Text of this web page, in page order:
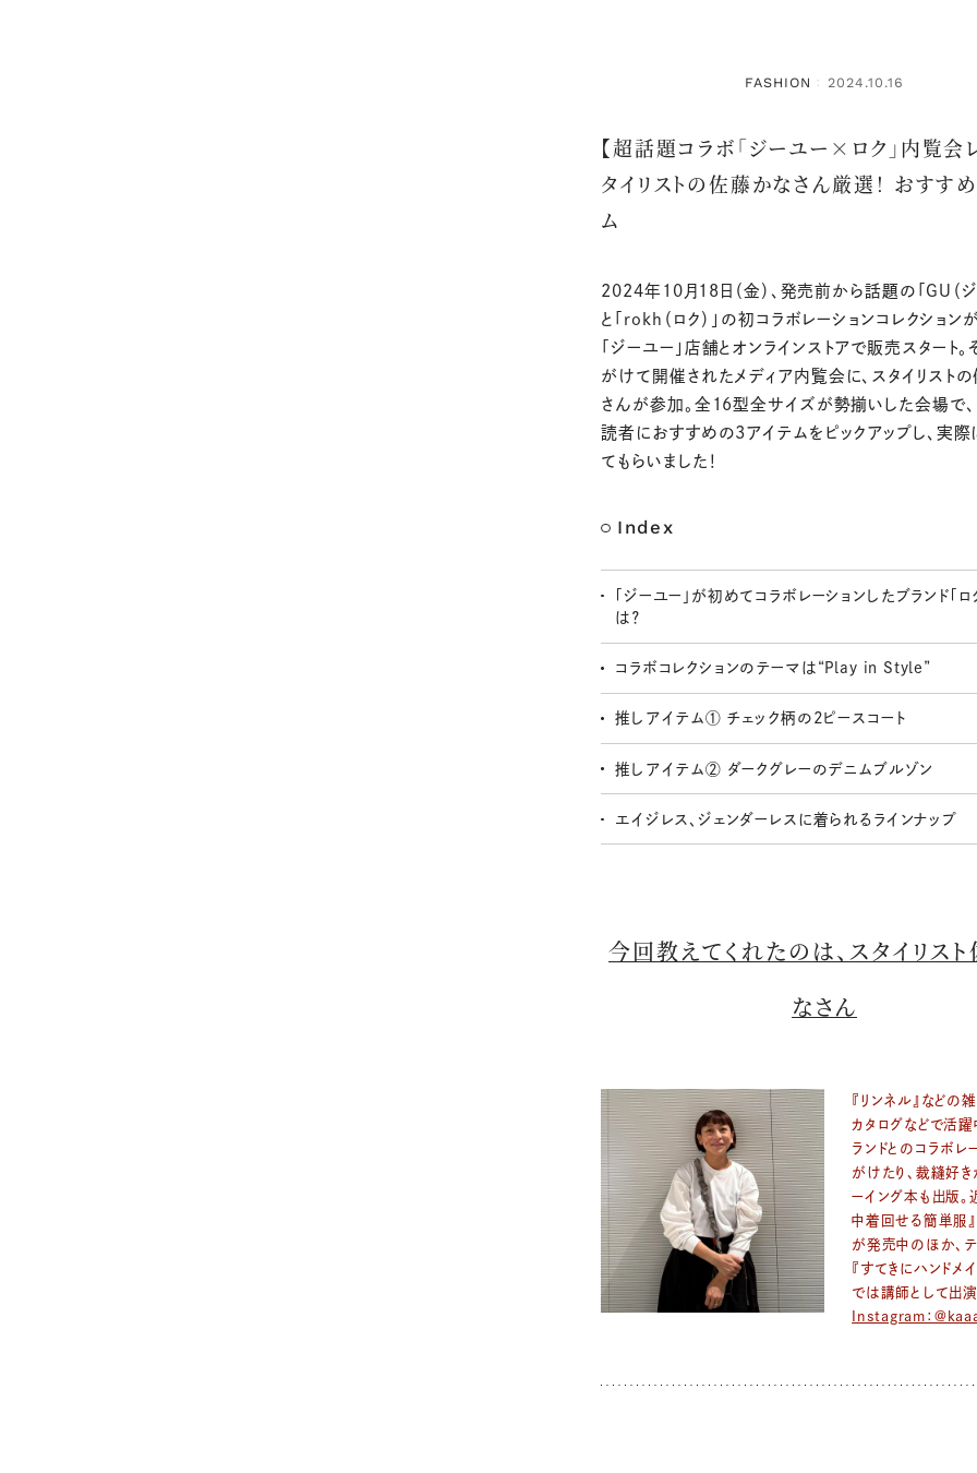
FASHION ： 2024.10.16
【超話題コラボ「ジーユー×ロク」内覧会
タイリストの佐藤かなさん厳選！ おすす
ム
2024年10月18日（金）、発売前から話題の「GU（ジ
と「rokh（ロク）」の初コラボレーションコレクション
「ジーユー」店舗とオンラインストアで販売スタート
がけて開催されたメディア内覧会に、スタイリスト
さんが参加。全16型全サイズが勢揃いした会場で、
読者におすすめの3アイテムをピックアップし、実際
てもらいました！
Index
「ジーユー」が初めてコラボレーションしたブランド「ロ
は？
コラボコレクションのテーマは“Play in Style”
推しアイテム① チェック柄の2ピースコート
推しアイテム② ダークグレーのデニムブルゾン
エイジレス、ジェンダーレスに着られるラインナップ
今回教えてくれたのは、スタイリス
なさん
『リンネル』などの
カタログなどで活躍
ランドとのコラボレ
がけたり、裁縫好
ーイング本も出版。
中着回せる簡単服』
が発売中のほか、
『すてきにハンドメイ
では講師として出演
Instagram：